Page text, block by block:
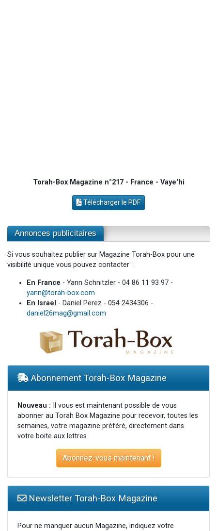
Torah-Box Magazine n°217 - France - Vaye'hi
Télécharger le PDF
Annonces publicitaires
Si vous souhaitez publier sur Magazine Torah-Box pour une
visibilité unique vous pouvez contacter :
En France - Yann Schnitzler - 04 86 11 93 97 -
yann@torah-box.com
En Israel - Daniel Perez - 054 2434306 -
daniel26mag@gmail.com
Abonnement Torah-Box Magazine
Nouveau : Il vous est maintenant possible de vous
abonner au Torah Box Magazine pour recevoir, toutes les
semaines, votre magazine préféré, directement dans
votre boite aux lettres.
Abonnez-vous maintenant !
Newsletter Torah-Box Magazine
Pour ne manquer aucun Magazine, indiquez votre